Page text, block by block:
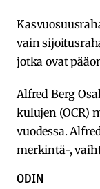
vain
jotka ovat
Alfred Berg
kulujen (OCR)
vuodessa.
merkintä-,
ODIN